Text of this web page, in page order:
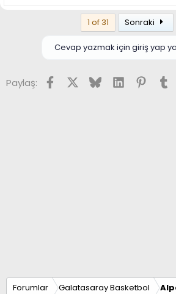
1 of 31 Sonraki
Cevap yazmak için giriş yap
Paylaş: FacebookX (Twitter)
BlueskyLinkedIn
Forumlar Galatasaray Basketbol